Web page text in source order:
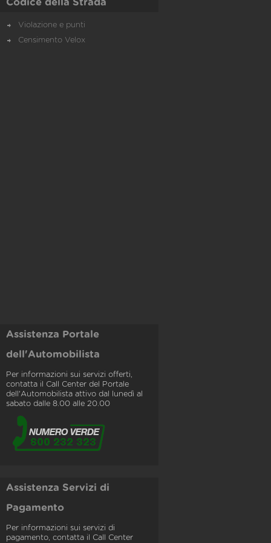
Codice della Strada
Violazione e punti
Censimento Velox
Assistenza Portale
dell'Automobilista
Per informazioni sui servizi offerti,
contatta il Call Center del Portale
dell'Automobilista attivo dal lunedì al
sabato dalle 8.00 alle 20.00
Assistenza Servizi di
Pagamento
Per informazioni sui servizi di
pagamento, contatta il Call Center